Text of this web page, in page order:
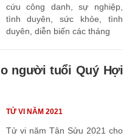
cứu công danh, sự nghiệp,
tình duyên, sức khỏe, tình
duyên, diễn biến các tháng
người tuổi Quý Hợi
Tử vi năm Tân Sửu 2021 cho
TỬ VI NĂM 2021